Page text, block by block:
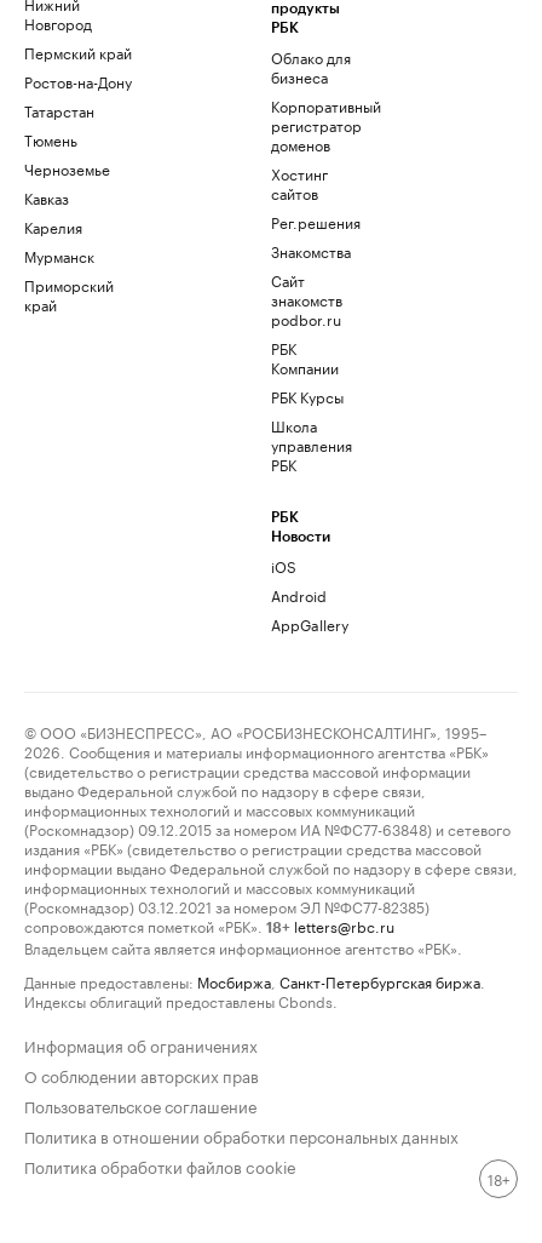
Новгород
Пермский край
Ростов-на-Дону
Татарстан
Тюмень
Черноземье
Кавказ
Карелия
Мурманск
Приморский
край
продукты
РБК
Облако для
бизнеса
Корпоративный
регистратор
доменов
Хостинг
сайтов
Рег.решения
Знакомства
Сайт
знакомств
podbor.ru
РБК
Компании
РБК Курсы
Школа
управления
РБК
РБК
Новости
iOS
Android
AppGallery
© ООО «БИЗНЕСПРЕСС», АО «РОСБИЗНЕСКОНСАЛТИНГ», 1995–
2026. Сообщения и материалы информационного агентства «РБК»
(свидетельство о регистрации средства массовой информации
выдано Федеральной службой по надзору в сфере связи,
информационных технологий и массовых коммуникаций
(Роскомнадзор) 09.12.2015 за номером ИА №ФС77-63848) и сетевого
издания «РБК» (свидетельство о регистрации средства массовой
информации выдано Федеральной службой по надзору в сфере связи,
информационных технологий и массовых коммуникаций
(Роскомнадзор) 03.12.2021 за номером ЭЛ №ФС77-82385)
сопровождаются пометкой «РБК».
18+ letters@rbc.ru
Владельцем сайта является информационное агентство «РБК».
Данные предоставлены: Мосбиржа Санкт-Петербургская биржа
Индексы облигаций предоставлены Cbonds.
Информация об ограничениях
О соблюдении авторских прав
Пользовательское соглашение
Политика в отношении обработки персональных данных
Политика обработки файлов cookie
18+